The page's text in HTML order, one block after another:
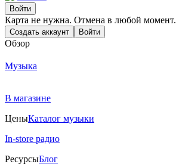
Войти
Карта не нужна. Отмена в любой момент.
Создать аккаунт Войти
Обзор
Музыка
В магазине
ЦеныКаталог музыки
In-store радио
РесурсыБлог